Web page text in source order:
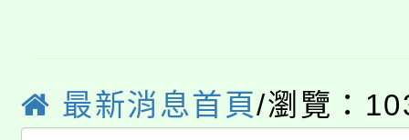
局官網。
8月14至27日，桃園電
最新消息首頁/瀏覽：